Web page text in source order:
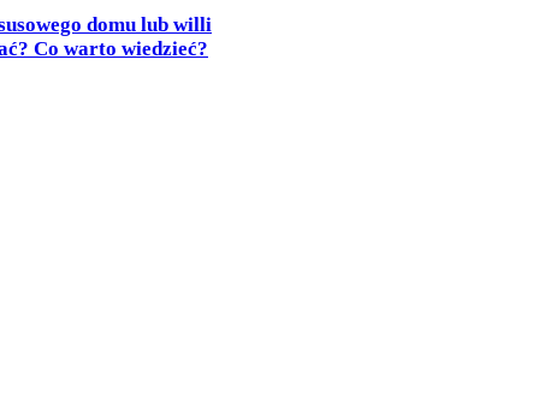
domu lub willi
Co warto wiedzieć?